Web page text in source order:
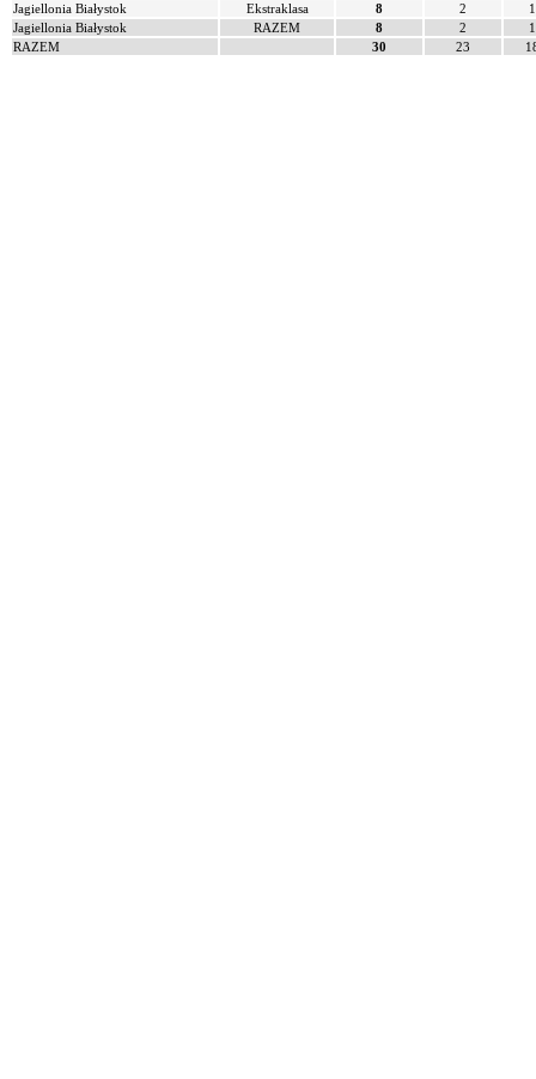
Jagiellonia Białystok
Ekstraklasa 8 2
1
Jagiellonia Białystok
RAZEM 8 2
1
RAZEM
30 23